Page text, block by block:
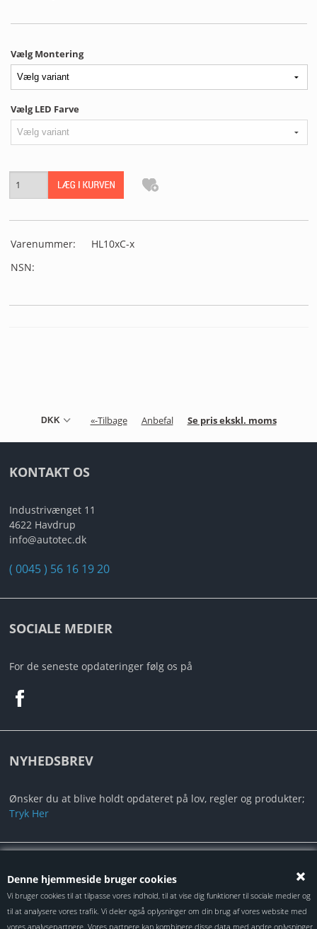
Denne hjemmeside bruger cookies
Vi bruger cookies til at tilpasse vores indhold, til at vise dig funktioner til sociale medier og
til at analysere vores trafik. Vi deler også oplysninger om din brug af vores website med
vores analysepartnere. Vores partnere kan kombinere disse data med andre oplysninger,
Vælg Montering
Vælg LED Farve
Varenummer:
HL10xC-x
NSN:
«-Tilbage Anbefal Se pris ekskl. moms
KONTAKT OS
Industrivænget 11
4622 Havdrup
info@autotec.dk
( 0045 ) 56 16 19 20
SOCIALE MEDIER
For de seneste opdateringer følg os på
NYHEDSBREV
Ønsker du at blive holdt opdateret på lov, regler og produkter;
Tryk Her